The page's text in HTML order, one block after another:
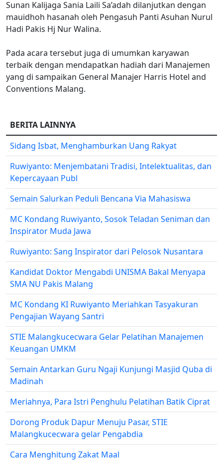
Sunan Kalijaga Sania Laili Sa’adah dilanjutkan dengan
mauidhoh hasanah oleh Pengasuh Panti Asuhan Nurul
Hadi Pakis Hj Nur Walina.
Pada acara tersebut juga di umumkan karyawan
terbaik dengan mendapatkan hadiah dari Manajemen
yang di sampaikan General Manajer Harris Hotel and
Conventions Malang.
BERITA LAINNYA
Sidang Isbat, Menghamburkan Uang Rakyat
Ruwiyanto: Menjembatani Tradisi, Intelektualitas, dan
Kepercayaan Publ
Semain Salurkan Peduli Bencana Via Mahasiswa
MC Kondang Ruwiyanto, Sosok Teladan Seniman dan
Inspirator Muda Jawa
Ruwiyanto: Sang Inspirator dari Pelosok Nusantara
Kandidat Doktor Mengabdi UNISMA Bakal Menyapa
SMA NU Pakis Malang
MC Kondang KI Ruwiyanto Meriahkan Tasyakuran
Pengajian Wayang Santri
STIE Malangkucecwara Gelar Pelatihan Manajemen
Keuangan UMKM
Semain Antarkan Guru Ngaji Kunjungi Masjid Quba di
Madinah
Meriahnya, Para Istri Penghulu Pelatihan Batik Ciprat
Dorong Produk Dapur Menuju Pasar, STIE
Malangkucecwara gelar Pengabdia
Cara Menghitung Zakat Maal